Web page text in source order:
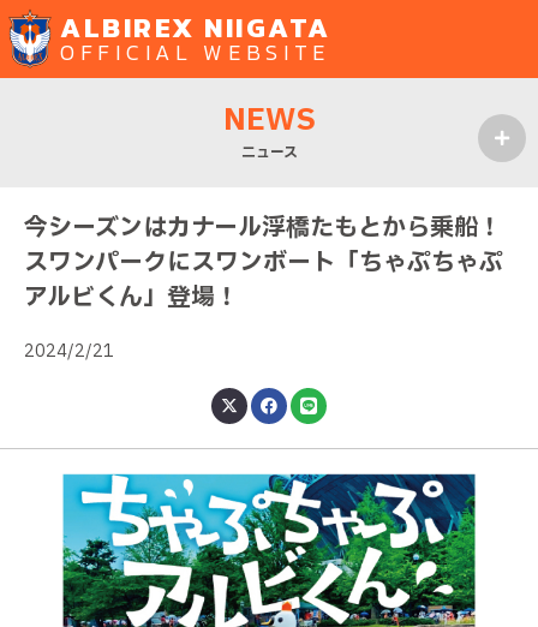
ALBIREX NIIGATA
OFFICIAL WEBSITE
NEWS
ニュース
今シーズンはカナール浮橋たもとから乗船！
スワンパークにスワンボート「ちゃぷちゃぷ
アルビくん」登場！
2024/2/21